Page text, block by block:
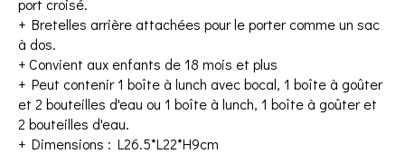
port croisé.
+ Bretelles arrière attachées pour le porter comme un sac
à dos.
+ Convient aux enfants de 18 mois et plus
+ Peut contenir 1 boîte à lunch avec bocal, 1 boîte à goûter
et 2 bouteilles d'eau ou 1 boîte à lunch, 1 boîte à goûter et
2 bouteilles d'eau.
+ Dimensions : L26.5*L22*H9cm